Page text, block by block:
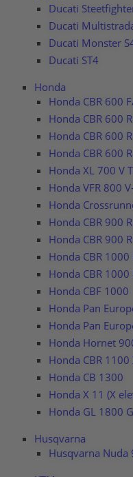
Ducati
Ducati
Ducati Monster
Ducati ST4
Honda
Honda CBR 600
Honda CBR 600
Honda CBR 600
Honda CBR 600
Honda XL 700 V
Honda VFR 800
Honda
Honda CBR 900
Honda CBR 900
Honda CBR 1000
Honda CBR 1000
Honda CBF 1000
Honda Pan
Honda Pan
Honda Hornet
Honda CBR 1100
Honda CB 1300
Honda X 11 (X
Honda GL 1800
Husqvarna
Husqvarna Nuda